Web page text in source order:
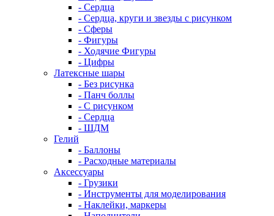
- Сердца
- Сердца, круги и звезды с рисунком
- Сферы
- Фигуры
- Ходячие Фигуры
- Цифры
Латексные шары
- Без рисунка
- Панч боллы
- С рисунком
- Сердца
- ШДМ
Гелий
- Баллоны
- Расходные материалы
Аксессуары
- Грузики
- Инструменты для моделирования
- Наклейки, маркеры